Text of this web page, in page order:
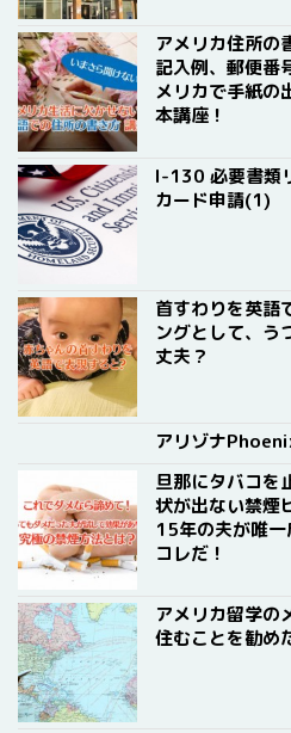
アメリカ住所の
記入例、郵便番
メリカで手紙の
本講座！
I-130 必要書類
カード申請(1)
首すわりを英語
ングとして、う
丈夫？
アリゾナ
旦那にタバコを
状が出ない禁煙
15年の夫が唯
コレだ！
アメリカ留学の
住むことを勧め